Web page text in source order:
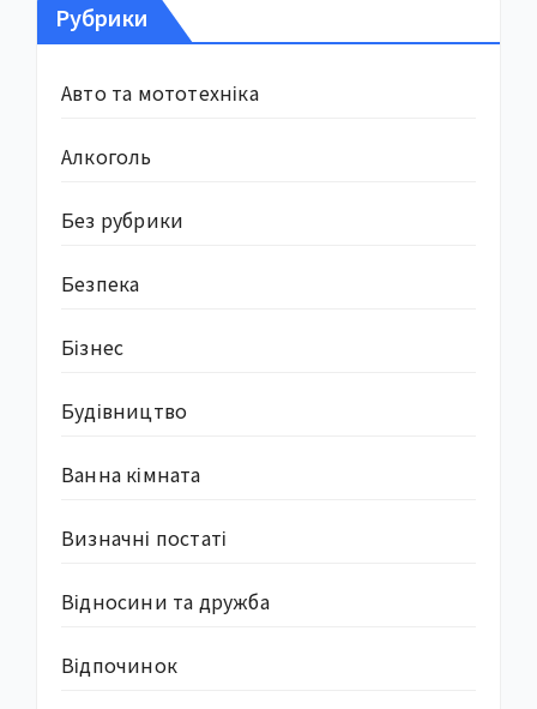
Рубрики
Авто та мототехніка
Алкоголь
Без рубрики
Безпека
Бізнес
Будівництво
Ванна кімната
Визначні постаті
Відносини та дружба
Відпочинок